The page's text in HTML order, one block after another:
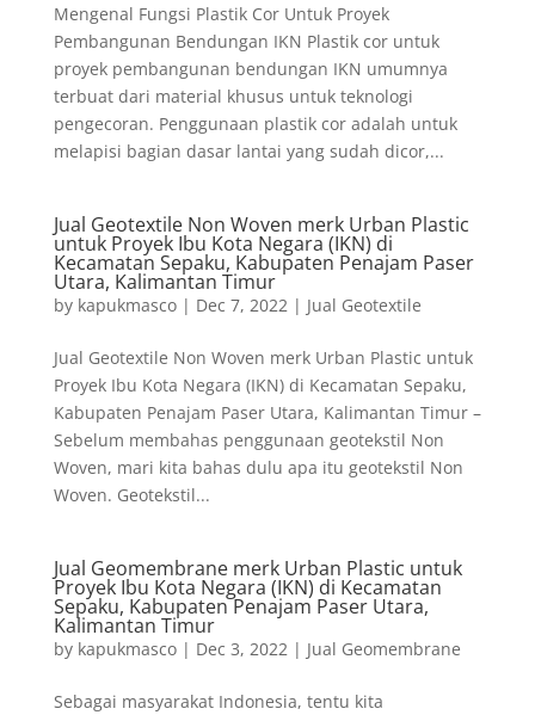
Mengenal Fungsi Plastik Cor Untuk Proyek
Pembangunan Bendungan IKN Plastik cor untuk
proyek pembangunan bendungan IKN umumnya
terbuat dari material khusus untuk teknologi
pengecoran. Penggunaan plastik cor adalah untuk
melapisi bagian dasar lantai yang sudah dicor,...
Jual Geotextile Non Woven merk Urban Plastic
untuk Proyek Ibu Kota Negara (IKN) di
Kecamatan Sepaku, Kabupaten Penajam Paser
Utara, Kalimantan Timur
by kapukmasco| Dec 7, 2022| Jual Geotextile
Jual Geotextile Non Woven merk Urban Plastic untuk
Proyek Ibu Kota Negara (IKN) di Kecamatan Sepaku,
Kabupaten Penajam Paser Utara, Kalimantan Timur –
Sebelum membahas penggunaan geotekstil Non
Woven, mari kita bahas dulu apa itu geotekstil Non
Woven. Geotekstil...
Jual Geomembrane merk Urban Plastic untuk
Proyek Ibu Kota Negara (IKN) di Kecamatan
Sepaku, Kabupaten Penajam Paser Utara,
Kalimantan Timur
by kapukmasco| Dec 3, 2022| Jual Geomembrane
Sebagai masyarakat Indonesia, tentu kita